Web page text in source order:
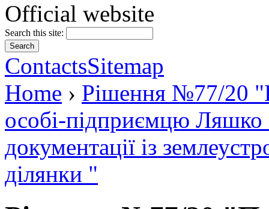
Official website
Search this site:
ContactsSitemap
Home › Рішення №77/20
особі-підприємцю Ляшко
документації із
ділянки "